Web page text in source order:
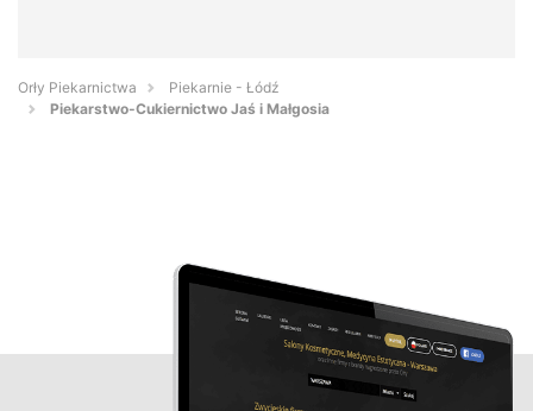
Orły Piekarnictwa
Piekarnie - Łódź
Piekarstwo-Cukiernictwo Jaś i Małgosia